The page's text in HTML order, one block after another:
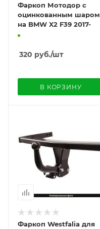
Фаркоп Мотодор с
оцинкованным шаром
на BMW X2 F39 2017-
320 руб./шт
В КОРЗИНУ
Фаркоп Westfalia для